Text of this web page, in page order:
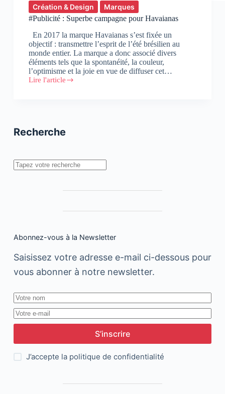
Création & Design
Marques
#Publicité : Superbe campagne pour Havaianas
En 2017 la marque Havaianas s’est fixée un
objectif : transmettre l’esprit de l’été brésilien au
monde entier. La marque a donc associé divers
éléments tels que la spontanéité, la couleur,
l’optimisme et la joie en vue de diffuser cet…
Lire l'article
#Publicité
Recherche
Rechercher
Abonnez-vous à la Newsletter
Saisissez votre adresse e-mail ci-dessous pour
vous abonner à notre newsletter.
S’inscrire
J’accepte la politique de confidentialité